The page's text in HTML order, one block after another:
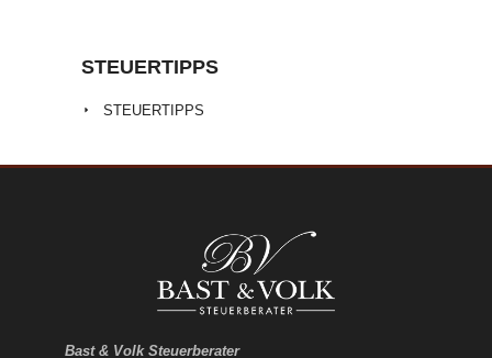
STEUERTIPPS
STEUERTIPPS
Bast & Volk Steuerberater